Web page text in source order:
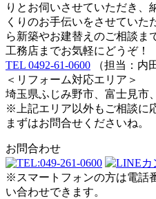
りとお伺いさせていただき、
くりのお手伝いをさせていた
ら新築やお建替えのご相談ま
工務店までお気軽にどうぞ！
TEL 0492-61-0600 （担当：内
＜リフォーム対応エリア＞
埼玉県ふじみ野市、富士見市
※上記エリア以外もご相談に
まずはお問合せくださいね。
お問合わせ
※スマートフォンの方は電話
い合わせできます。